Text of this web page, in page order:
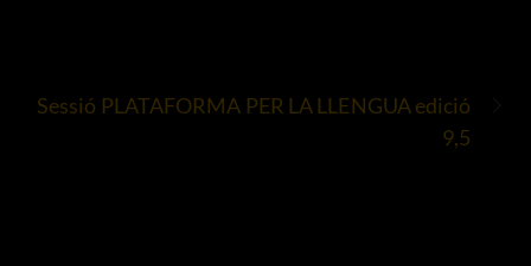
Sessió PLATAFORMA PER LA LLENGUA edició
9,5